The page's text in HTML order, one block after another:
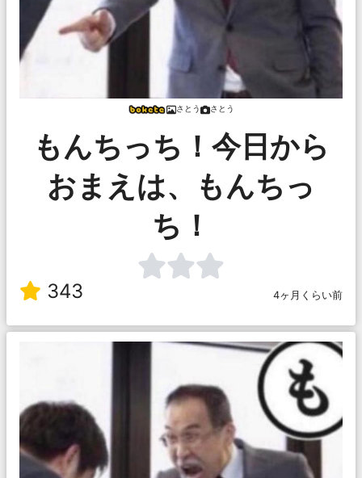
さとう さとう
もんちっち！今日から
おまえは、もんちっ
ち！
343 4ヶ月くらい前